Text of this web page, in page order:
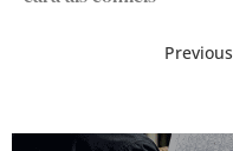
Previous